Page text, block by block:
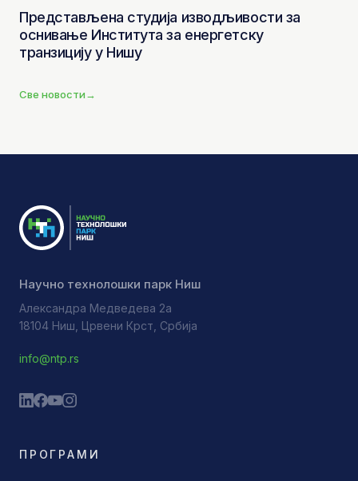
Представљена студија изводљивости за
оснивање Института за енергетску
транзицију у Нишу
Све новости→
Научно технолошки парк Ниш
Александра Медведева 2а
18104 Ниш, Црвени Крст, Србија
info@ntp.rs
ПРОГРАМИ